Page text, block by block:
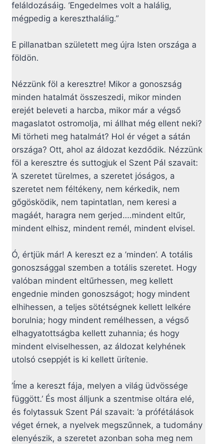
feláldozásáig. ’Engedelmes volt a halálig,
mégpedig a kereszthalálig.”
E pillanatban született meg újra Isten országa a
földön.
Nézzünk föl a keresztre! Mikor a gonoszság
minden hatalmát összeszedi, mikor minden
erejét beleveti a harcba, mikor már a végső
magaslatot ostromolja, mi állhat még ellent neki?
Mi törheti meg hatalmát? Hol ér véget a sátán
országa? Ott, ahol az áldozat kezdődik. Nézzünk
föl a keresztre és suttogjuk el Szent Pál szavait:
’A szeretet türelmes, a szeretet jóságos, a
szeretet nem féltékeny, nem kérkedik, nem
gőgösködik, nem tapintatlan, nem keresi a
magáét, haragra nem gerjed….mindent eltűr,
mindent elhisz, mindent remél, mindent elvisel.
Ó, értjük már! A kereszt ez a ’minden’. A totális
gonoszsággal szemben a totális szeretet. Hogy
valóban mindent eltűrhessen, meg kellett
engednie minden gonoszságot; hogy mindent
elhihessen, a teljes sötétségnek kellett lelkére
borulnia; hogy mindent remélhessen, a végső
elhagyatottságba kellett zuhannia; és hogy
mindent elviselhessen, az áldozat kelyhének
utolsó cseppjét is ki kellett ürítenie.
’Íme a kereszt fája, melyen a világ üdvössége
függött.’ És most álljunk a szentmise oltára elé,
és folytassuk Szent Pál szavait: ’a prófétálások
véget érnek, a nyelvek megszűnnek, a tudomány
elenyészik, a szeretet azonban soha meg nem